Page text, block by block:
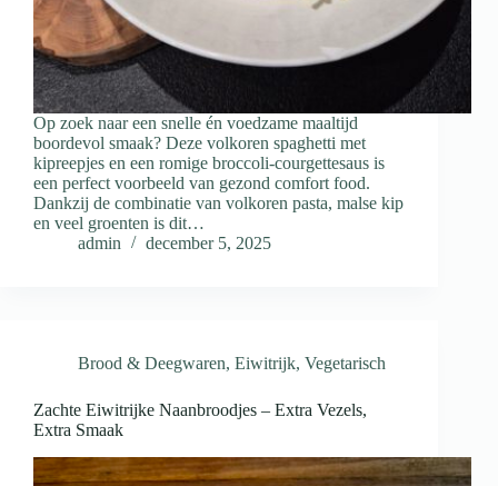
Op zoek naar een snelle én voedzame maaltijd
boordevol smaak? Deze volkoren spaghetti met
kipreepjes en een romige broccoli-courgettesaus is
een perfect voorbeeld van gezond comfort food.
Dankzij de combinatie van volkoren pasta, malse kip
en veel groenten is dit…
admin
december 5, 2025
Brood & Deegwaren, Eiwitrijk, Vegetarisch
Zachte Eiwitrijke Naanbroodjes – Extra Vezels,
Extra Smaak